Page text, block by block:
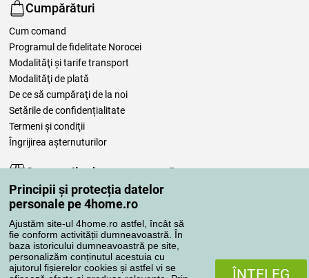
Principii și protecția datelor
personale pe 4home.ro
Ajustăm site-ul 4home.ro astfel, încât să
fie conform activității dumneavoastră. În
baza istoricului dumneavoastră pe site,
personalizăm conținutul acestuia cu
ajutorul fișierelor cookies și astfel vi se
ÎNŢELEG
Cumpărături
Cum comand
Programul de fidelitate Norocei
Modalităţi şi tarife transport
Modalităţi de plată
De ce să cumpăraţi de la noi
Setările de confidențialitate
Termeni şi condiţii
Îngrijirea așternuturilor
Comenzile dumneavoastră
Contul meu
Revizuirea comenzilor
Reclamaţii
Retragere de la contract
Regulile de procesare a recenziilor